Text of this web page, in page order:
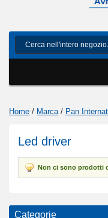
Home / Marca / Pan
Led driver
Non ci sono prodotti
Categorie